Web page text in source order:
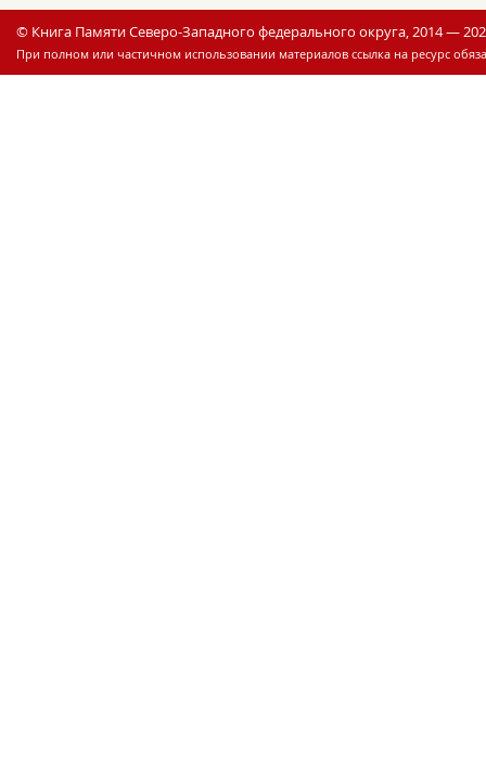
© Книга Памяти Северо-Западного федерального округа, 2014 —
При полном или частичном использовании материалов ссылка на ресурс